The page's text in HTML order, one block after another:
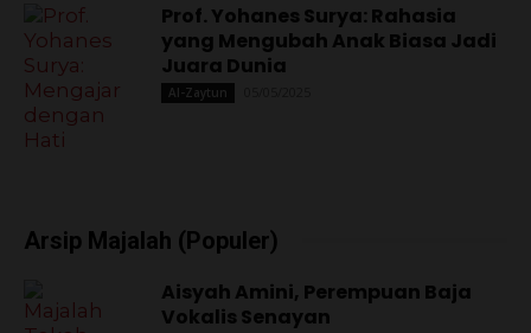
Prof. Yohanes Surya: Rahasia
yang Mengubah Anak Biasa Jadi
Juara Dunia
Al-Zaytun
Arsip Majalah (Populer)
Aisyah Amini, Perempuan Baja
Vokalis Senayan